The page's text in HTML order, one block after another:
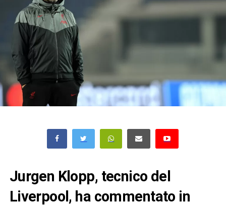
Jurgen Klopp, tecnico del
Liverpool, ha commentato in